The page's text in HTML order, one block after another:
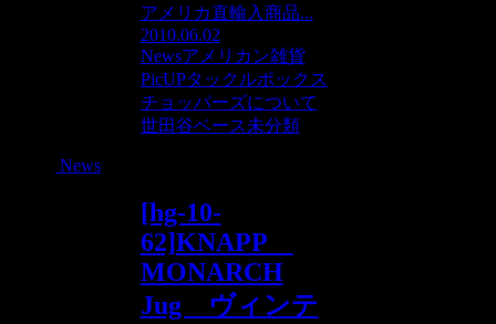
アメリカ直輸入商品...
2010.06.02
Newsアメリカン雑貨
PicUPタックルボックス
チョッパーズについて
世田谷ベース未分類
News
[hg-10-
62]KNAPP
MONARCH
Jug ヴィンテ